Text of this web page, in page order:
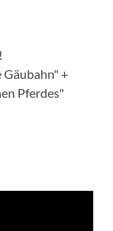
+
Pferdes"